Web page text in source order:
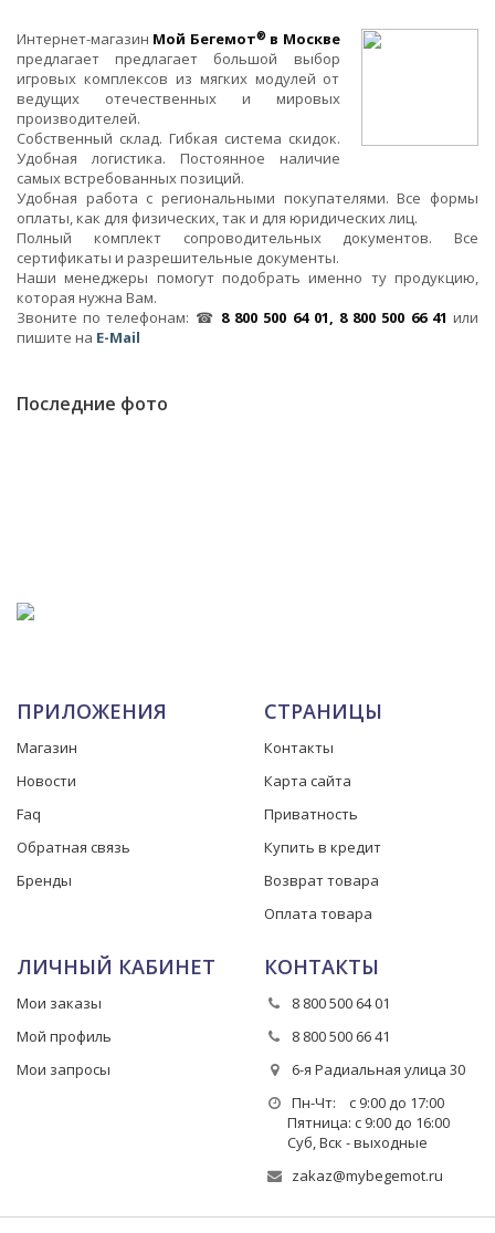
Интернет-магазин Мой Бегемот®в Москве
предлагает предлагает большой выбор
игровых комплексов из мягких модулей от
ведущих отечественных и мировых
производителей.
Собственный склад. Гибкая система скидок.
Удобная логистика. Постоянное наличие
самых встребованных позиций.
Удобная работа с региональными покупателями. Все формы
оплаты, как для физических, так и для юридических лиц.
Полный комплект сопроводительных документов. Все
сертификаты и разрешительные документы.
Наши менеджеры помогут подобрать именно ту продукцию,
которая нужна Вам.
Звоните по телефонам: ☎ 8 800 500 64 01, 8 800 500 66 41 или
пишите на E-Mail
Последние фото
ПРИЛОЖЕНИЯ
Магазин
Новости
Faq
Обратная связь
Бренды
СТРАНИЦЫ
Контакты
Карта сайта
Приватность
Купить в кредит
Возврат товара
Оплата товара
ЛИЧНЫЙ КАБИНЕТ
Мои заказы
Мой профиль
Мои запросы
КОНТАКТЫ
8 800 500 64 01
8 800 500 66 41
6-я Радиальная улица 30
Пн-Чт: с 9:00 до 17:00
Пятница: с 9:00 до 16:00
Суб, Вск - выходные
zakaz@mybegemot.ru